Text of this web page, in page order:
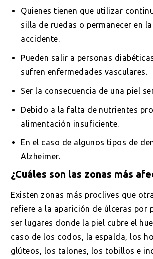
Quienes tienen que utilizar
silla de ruedas o permanecer en
accidente.
Pueden salir a personas
sufren enfermedades vasculares.
Ser la consecuencia de una piel
Debido a la falta de nutrientes
alimentación insuficiente.
En el caso de algunos tipos de
Alzheimer.
¿Cuáles son las zonas más
Existen zonas más proclives que
refiere a la aparición de úlceras por
ser lugares donde la piel cubre el
caso de los codos, la espalda, los
glúteos, los talones, los tobillos e